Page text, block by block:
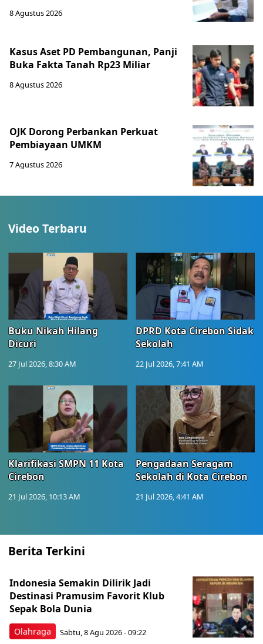
8 Agustus 2026
Kasus Aset PD Pembangunan, Panji
Buka Fakta Tanah Rp23 Miliar
8 Agustus 2026
OJK Dorong Perbankan Perkuat
Pembiayaan UMKM
7 Agustus 2026
Video Terbaru
Buku Nikah Hilang
Dicuri
27 Jul 2026, 8:30 AM
DPRD Kota Cirebon Sidak
Sekolah
22 Jul 2026, 7:41 AM
Klarifikasi SMPN 11 Kota
Cirebon
21 Jul 2026, 10:13 AM
Pengadaan Seragam
Sekolah di Kota Cirebon
21 Jul 2026, 4:41 AM
Berita Terkini
Olahraga
Indonesia Semakin Dilirik Jadi
Destinasi Pramusim Favorit Klub
Sepak Bola Dunia
Sabtu, 8 Agu 2026 - 09:22